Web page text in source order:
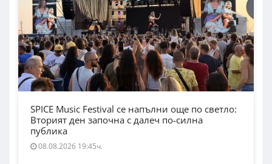
SPICE Music Festival се напълни още по светло:
Вторият ден започна с далеч по-силна
публика
08.08.2026 19:45ч.